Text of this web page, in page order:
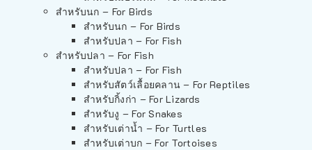
สำหรับนก – For Birds
สำหรับนก – For Birds
สำหรับปลา – For Fish
สำหรับปลา – For Fish
สำหรับปลา – For Fish
สำหรับสัตว์เลื้อยคลาน – For Reptiles
สำหรับกิ้งก่า – For Lizards
สำหรับงู – For Snakes
สำหรับเต่าน้ำ – For Turtles
สำหรับเต่าบก – For Tortoises